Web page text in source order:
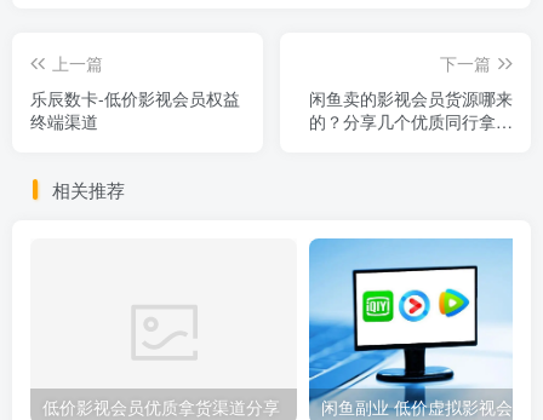
上一篇
乐辰数卡-低价影视会员权益
终端渠道
下一篇
闲鱼卖的影视会员货源哪来
的？分享几个优质同行拿货
相关推荐
低价影视会员优质拿货渠道分享